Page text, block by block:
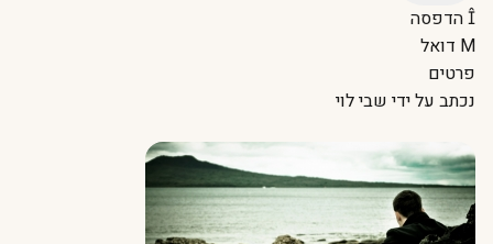
הדפסה
דואל
פרטים
נכתב על ידי שבי לוי